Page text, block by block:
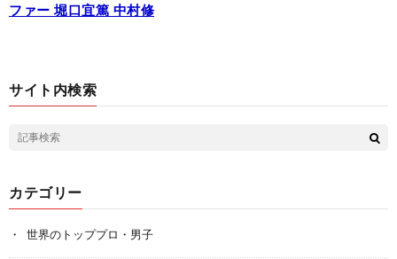
ファー 堀口宜篤 中村修
サイト内検索
カテゴリー
世界のトッププロ・男子